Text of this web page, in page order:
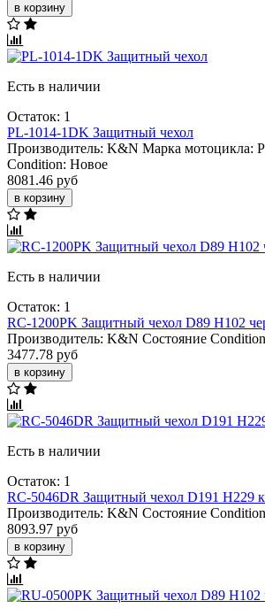
в корзину
Есть в наличии
Остаток: 1
PL-1014-1DK Защитный чехол
Производитель: K&N Марка мотоцикла:
Condition: Новое
8081.46 руб
в корзину
Есть в наличии
Остаток: 1
RC-1200PK Защитный чехол D89 H102
Производитель: K&N Состояние
3477.78 руб
в корзину
Есть в наличии
Остаток: 1
RC-5046DR Защитный чехол D191 H229
Производитель: K&N Состояние
8093.97 руб
в корзину